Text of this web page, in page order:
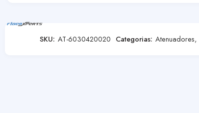
SKU: AT-6030420020 Categorias: Atenuadores,